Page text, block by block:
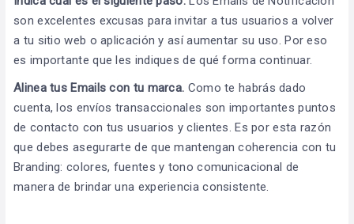
son excelentes excusas para invitar a tus usuarios a volver
a tu sitio web o aplicación y así aumentar su uso. Por eso
es importante que les indiques de qué forma continuar.
Alinea tus Emails con tu marca. Como te habrás dado
cuenta, los envíos transaccionales son importantes puntos
de contacto con tus usuarios y clientes. Es por esta razón
que debes asegurarte de que mantengan coherencia con tu
Branding: colores, fuentes y tono comunicacional de
manera de brindar una experiencia consistente.